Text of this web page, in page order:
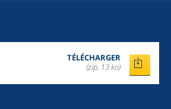
TÉLÉCHARGER
(zip, 13 ko)